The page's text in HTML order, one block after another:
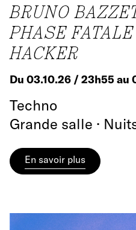
BRUNO
PHASE
HACKER
Du 03.10.26 / 23h55 au
Techno
Grande salle ·
En savoir plus